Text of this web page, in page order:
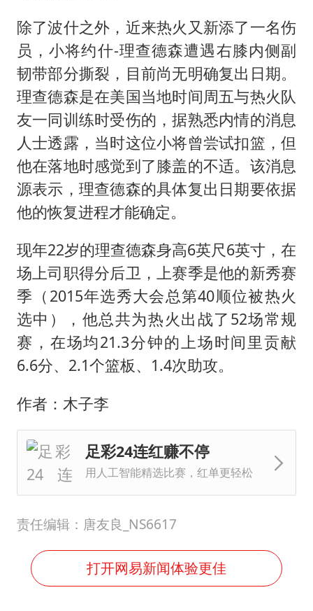
除了波什之外，近来热火又新添了一名伤
员，小将约什-理查德森遭遇右膝内侧副
韧带部分撕裂，目前尚无明确复出日期。
理查德森是在美国当地时间周五与热火队
友一同训练时受伤的，据熟悉内情的消息
人士透露，当时这位小将曾尝试扣篮，但
他在落地时感觉到了膝盖的不适。该消息
源表示，理查德森的具体复出日期要依据
他的恢复进程才能确定。
现年22岁的理查德森身高6英尺6英寸，在
场上司职得分后卫，上赛季是他的新秀赛
季（2015年选秀大会总第40顺位被热火
选中），他总共为热火出战了52场常规
赛，在场均21.3分钟的上场时间里贡献
6.6分、2.1个篮板、1.4次助攻。
作者：木子李
足彩24连红赚不停
用人工智能精选比赛，红单更轻松
责任编辑：唐友良_NS6617
打开网易新闻体验更佳